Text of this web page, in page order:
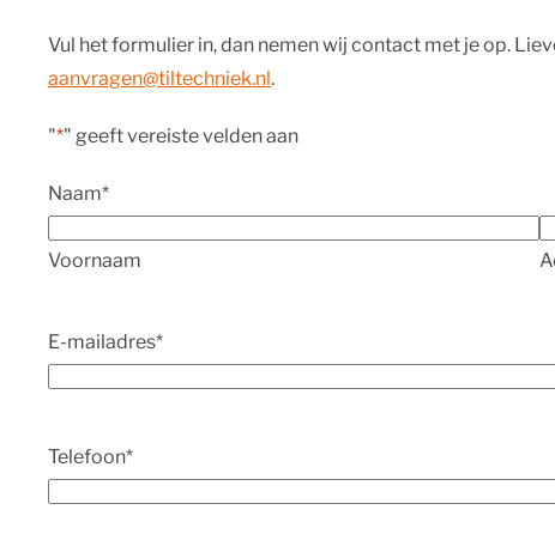
Vul het formulier in, dan nemen wij contact met je op.
aanvragen@tiltechniek.nl.
"*" geeft vereiste velden aan
Naam*
Voornaam
E-mailadres*
Telefoon*